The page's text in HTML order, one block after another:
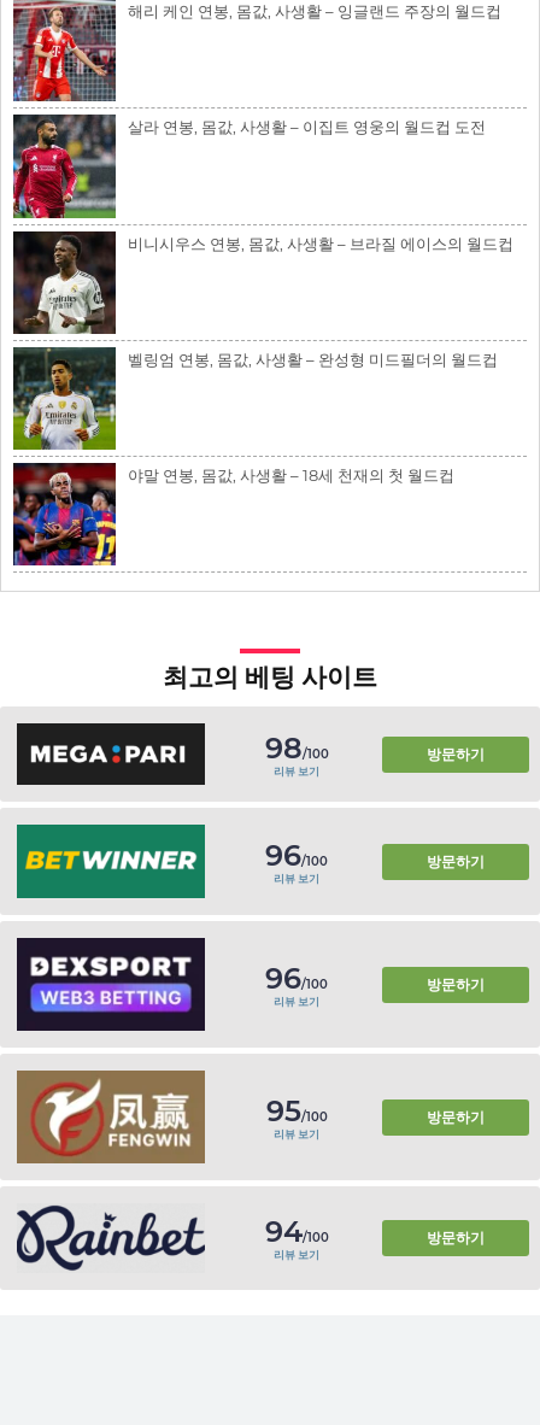
해리 케인 연봉, 몸값, 사생활 – 잉글랜드 주장의 월드컵
살라 연봉, 몸값, 사생활 – 이집트 영웅의 월드컵 도전
비니시우스 연봉, 몸값, 사생활 – 브라질 에이스의 월드컵
벨링엄 연봉, 몸값, 사생활 – 완성형 미드필더의 월드컵
야말 연봉, 몸값, 사생활 – 18세 천재의 첫 월드컵
최고의 베팅 사이트
98/100
리뷰 보기
방문하기
96/100
리뷰 보기
방문하기
96/100
리뷰 보기
방문하기
95/100
리뷰 보기
방문하기
94/100
리뷰 보기
방문하기